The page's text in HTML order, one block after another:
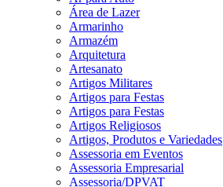
Área de Lazer
Armarinho
Armazém
Arquitetura
Artesanato
Artigos Militares
Artigos para Festas
Artigos para Festas
Artigos Religiosos
Artigos, Produtos e Variedades
Assessoria em Eventos
Assessoria Empresarial
Assessoria/DPVAT